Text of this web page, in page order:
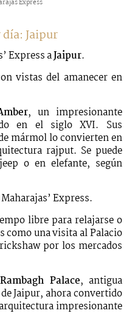
Jaipur
Express aJaipur.
vistas del amanecer en
, un impresionante
en el siglo XVI. Sus
mármol lo convierten en
rajput. Se puede
o en elefante, según
Express.
libre para relajarse o
como una visita al Palacio
por los mercados
Palace, antigua
Jaipur, ahora convertido
impresionante